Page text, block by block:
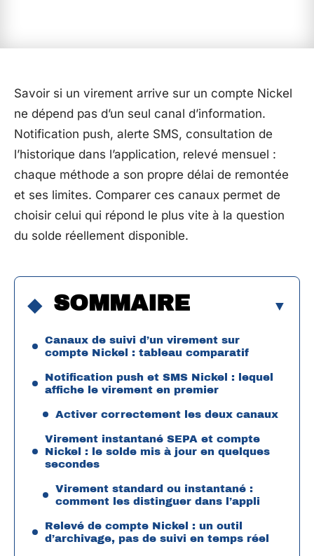
Savoir si un virement arrive sur un compte Nickel
ne dépend pas d’un seul canal d’information.
Notification push, alerte SMS, consultation de
l’historique dans l’application, relevé mensuel :
chaque méthode a son propre délai de remontée
et ses limites. Comparer ces canaux permet de
choisir celui qui répond le plus vite à la question
du solde réellement disponible.
SOMMAIRE
Canaux de suivi d’un virement sur
compte Nickel : tableau comparatif
Notification push et SMS Nickel : lequel
affiche le virement en premier
Activer correctement les deux canaux
Virement instantané SEPA et compte
Nickel : le solde mis à jour en quelques
secondes
Virement standard ou instantané :
comment les distinguer dans l’appli
Relevé de compte Nickel : un outil
d’archivage, pas de suivi en temps réel